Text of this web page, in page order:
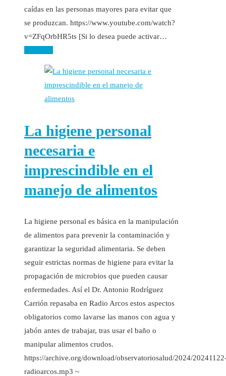
caídas en las personas mayores para evitar que
se produzcan. https://www.youtube.com/watch?
v=ZFqOrbHR5ts [Si lo desea puede activar…
La higiene personal
necesaria e
imprescindible en el
manejo de alimentos
La higiene personal es básica en la manipulación
de alimentos para prevenir la contaminación y
garantizar la seguridad alimentaria. Se deben
seguir estrictas normas de higiene para evitar la
propagación de microbios que pueden causar
enfermedades. Así el Dr. Antonio Rodríguez
Carrión repasaba en Radio Arcos estos aspectos
obligatorios como lavarse las manos con agua y
jabón antes de trabajar, tras usar el baño o
manipular alimentos crudos.
https://archive.org/download/observatoriosalud/2024/
radioarcos.mp3 ~